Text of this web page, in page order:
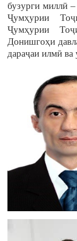
бузурги миллӣ
Ҷумҳурии
Ҷумҳурии
Донишгоҳи
дараҷаи илмӣ